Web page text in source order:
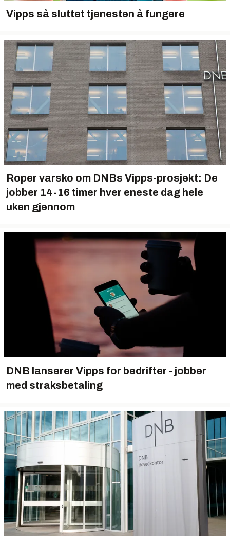
Vipps så sluttet tjenesten å fungere
Roper varsko om DNBs Vipps-prosjekt: De
jobber 14-16 timer hver eneste dag hele
uken gjennom
DNB lanserer Vipps for bedrifter - jobber
med straksbetaling